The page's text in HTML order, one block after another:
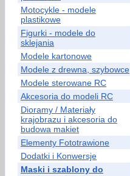
Motocykle - modele
plastikowe
Figurki - modele do
sklejania
Modele kartonowe
Modele z drewna, szybowce
Modele sterowane RC
Akcesoria do modeli RC
Dioramy / Materiały
krajobrazu i akcesoria do
budowa makiet
Elementy Fototrawione
Dodatki i Konwersje
Maski i szablony do